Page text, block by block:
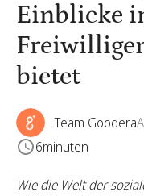
Einblicke
bietet
Team Goodera
6minuten
Wie die Welt der